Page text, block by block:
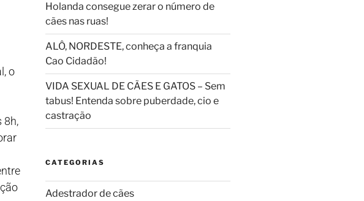
o
8h,
Holanda consegue zerar o número de
cães nas ruas!
ALÔ, NORDESTE, conheça a franquia
Cao Cidadão!
VIDA SEXUAL DE CÃES E GATOS – Sem
tabus! Entenda sobre puberdade, cio e
castração
CATEGORIAS
Adestrador de cães